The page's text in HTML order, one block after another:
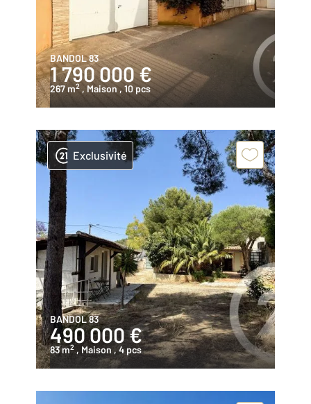
BANDOL 83
1 790 000 €
267 m2 , Maison , 10 pcs
Exclusivité
BANDOL 83
490 000 €
83 m2 , Maison , 4 pcs